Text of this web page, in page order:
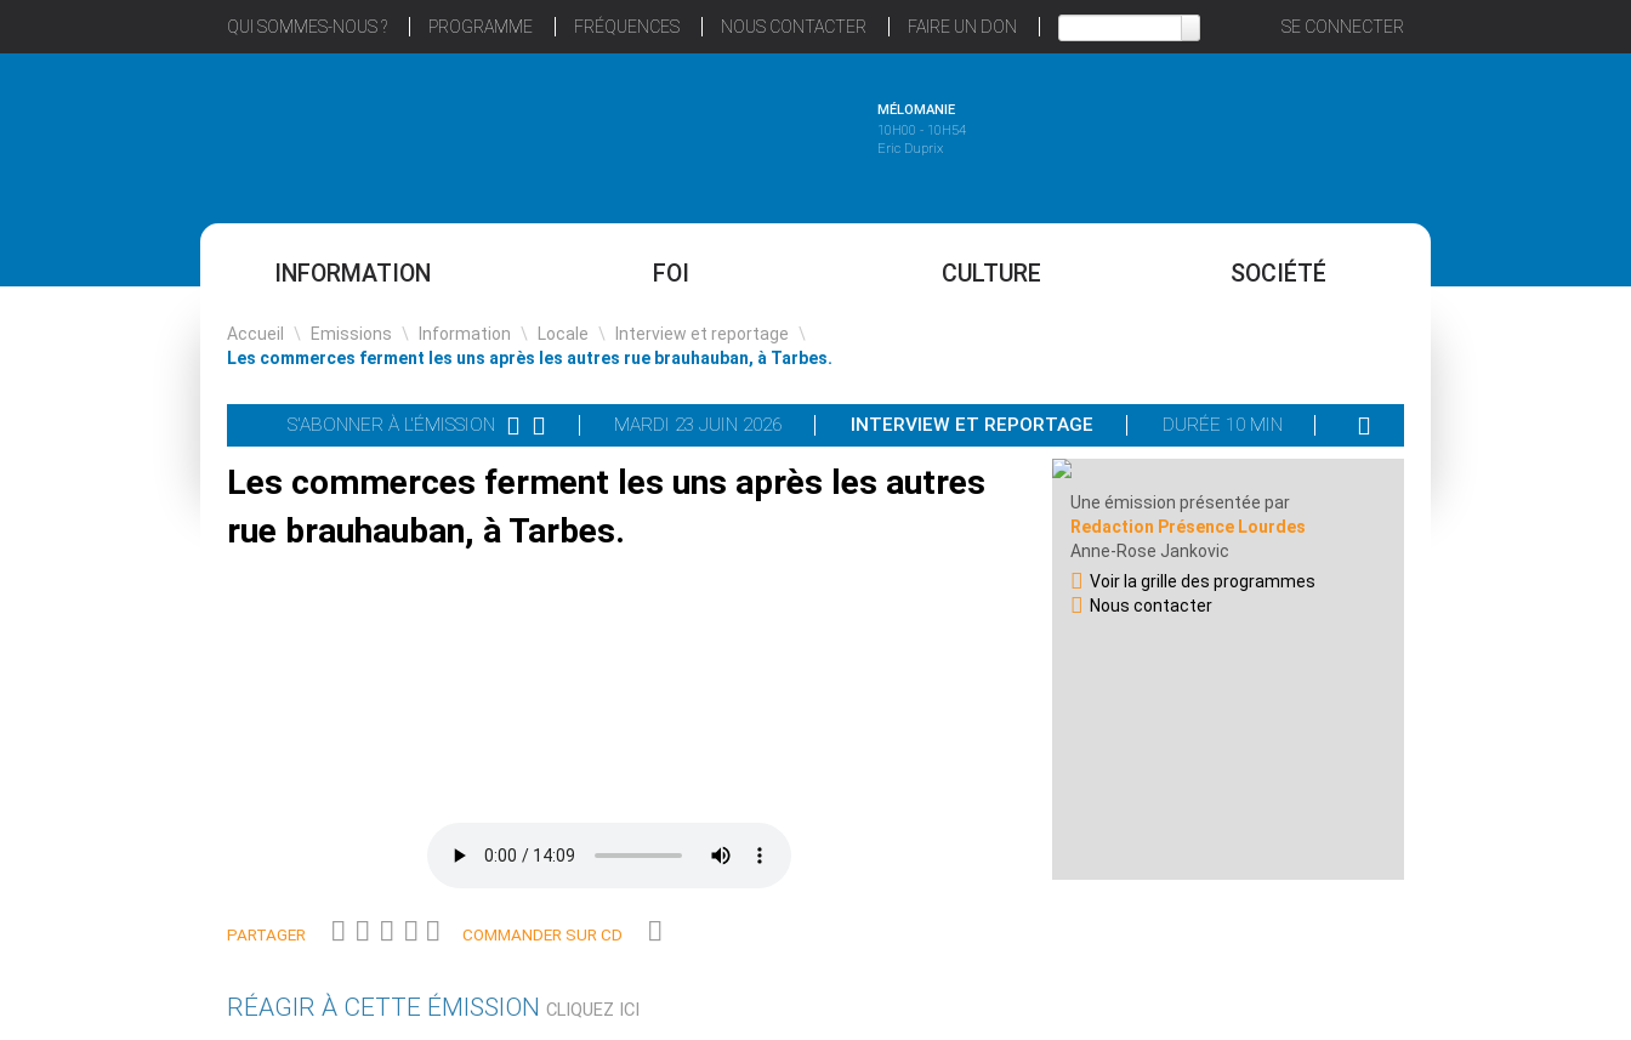
QUI SOMMES-NOUS ? PROGRAMME FRÉQUENCES NOUS CONTACTER FAIRE UN DON SE CONNECTER
MÉLOMANIE
10H00 - 10H54
Eric Duprix
INFORMATION FOI CULTURE SOCIÉTÉ
Accueil \ Emissions \ Information \ Locale \ Interview et reportage \
Les commerces ferment les uns après les autres rue brauhauban, à Tarbes.
S'ABONNER À L'ÉMISSION MARDI 23 JUIN 2026 INTERVIEW ET REPORTAGE DURÉE 10 MIN
Les commerces ferment les uns après les autres
rue brauhauban, à Tarbes.
PARTAGER COMMANDER SUR CD
Une émission présentée par
Redaction Présence Lourdes
Anne-Rose Jankovic
Voir la grille des programmes
Nous contacter
RÉAGIR À CETTE ÉMISSION CLIQUEZ ICI